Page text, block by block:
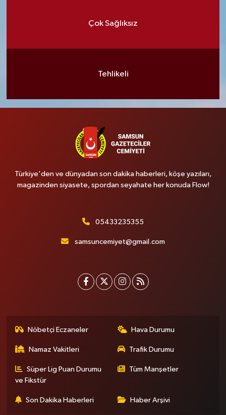
Çok Sağlıksız
Tehlikeli
Türkiye'den ve dünyadan son dakika haberleri, köşe yazıları,
magazinden siyasete, spordan seyahate her konuda Flow!
05433235355
samsuncemiyet@gmail.com
Nöbetçi Eczaneler Hava Durumu
Namaz Vakitleri Trafik Durumu
Süper Lig Puan Durumu
ve Fikstür
Tüm Manşetler
Son Dakika Haberleri Haber Arşivi